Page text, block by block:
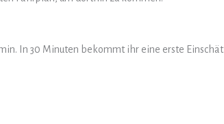
In 30 Minuten bekommt ihr eine erste